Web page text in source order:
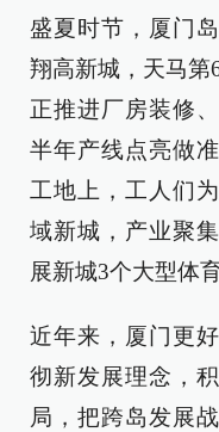
盛夏时节，厦门
翔高新城，天马第
正推进厂房装修
半年产线点亮做
工地上，工人们
域新城，产业聚
展新城3个大型体
近年来，厦门更
彻新发展理念，
局，把跨岛发展